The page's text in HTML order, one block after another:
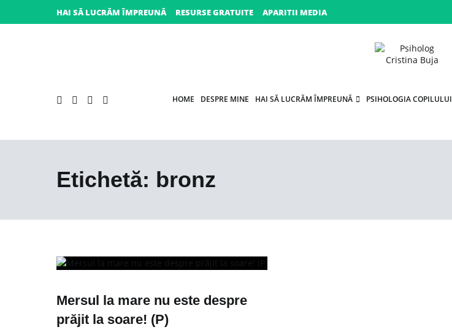
HAI SĂ LUCRĂM ÎMPREUNĂ RESURSE GRATUITE APARITII MEDIA
HOME DESPRE MINE HAI SĂ LUCRĂM ÎMPREUNĂ PSIHOLOGIA COPILULUI
Etichetă: bronz
Mersul la mare nu este despre
prăjit la soare! (P)